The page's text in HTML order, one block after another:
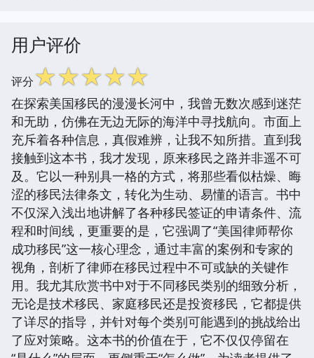
用户评价
评分☆☆☆☆☆
在探索美国移民的漫漫长河中，我曾无数次感到迷茫
和无助，仿佛在无边无际的海洋中寻找航向。市面上
充斥着各种信息，真假难辨，让我不知所措。直到我
接触到这本书，我才发现，原来移民之路并非遥不可
及。它以一种别具一格的方式，将那些看似枯燥、晦
涩的移民法律条文，转化为生动、易懂的语言。书中
不仅深入浅出地讲解了各种移民签证的申请条件、流
程和时间线，更重要的是，它强调了“美国律师帮你
成功移民”这一核心理念，通过丰富的案例和专家的
视角，剖析了律师在移民过程中不可或缺的关键作
用。我尤其欣赏书中对于不同移民类别的细致分析，
无论是技术移民、家庭移民还是投资移民，它都提供
了详尽的指导，并针对每个类别可能遇到的挑战给出
了应对策略。这本书的价值在于，它不仅仅停留在